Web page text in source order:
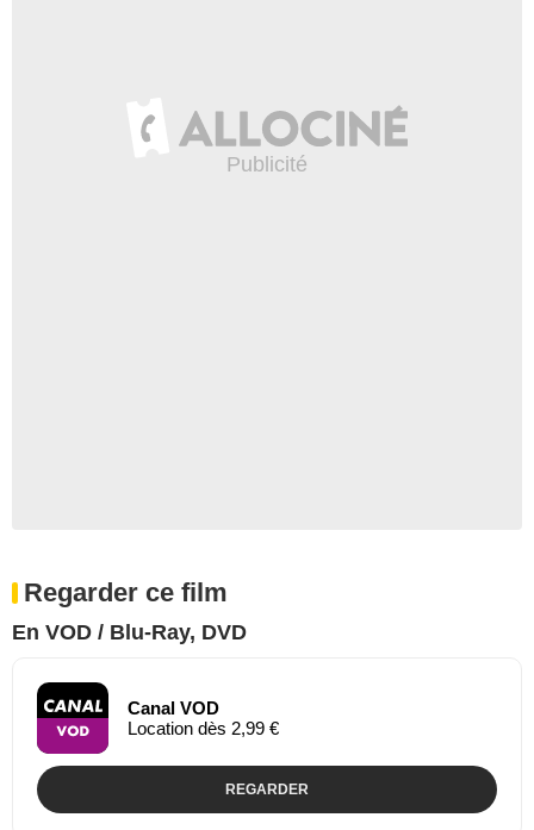
Regarder ce film
En VOD / Blu-Ray, DVD
Canal VOD
Location dès 2,99 €
REGARDER